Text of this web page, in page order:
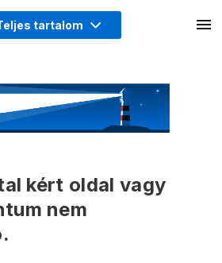
tartalom
kért oldal vagy
nem